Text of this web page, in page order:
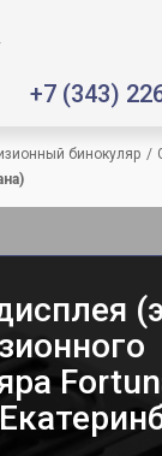
+7 (343)
бинокуляр /